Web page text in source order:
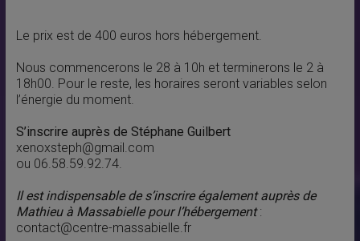
Le prix est de 400 euros hors hébergement.
Nous commencerons le 28 à 10h et terminerons le 2 à
18h00. Pour le reste, les horaires seront variables selon
l’énergie du moment.
S’inscrire auprès de Stéphane Guilbert
xenoxsteph@gmail.com
ou 06.58.59.92.74.
Il est indispensable de s’inscrire également auprès de
Mathieu à Massabielle pour l’hébergement :
contact@centre-massabielle.fr